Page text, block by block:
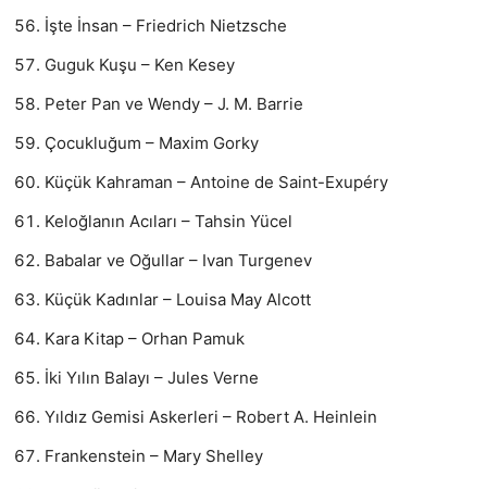
İşte İnsan – Friedrich Nietzsche
Guguk Kuşu – Ken Kesey
Peter Pan ve Wendy – J. M. Barrie
Çocukluğum – Maxim Gorky
Küçük Kahraman – Antoine de Saint-Exupéry
Keloğlanın Acıları – Tahsin Yücel
Babalar ve Oğullar – Ivan Turgenev
Küçük Kadınlar – Louisa May Alcott
Kara Kitap – Orhan Pamuk
İki Yılın Balayı – Jules Verne
Yıldız Gemisi Askerleri – Robert A. Heinlein
Frankenstein – Mary Shelley